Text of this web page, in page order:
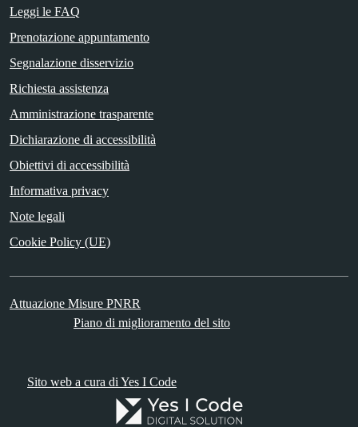
Leggi le FAQ
Prenotazione appuntamento
Segnalazione disservizio
Richiesta assistenza
Amministrazione trasparente
Dichiarazione di accessibilità
Obiettivi di accessibilità
Informativa privacy
Note legali
Cookie Policy (UE)
Attuazione Misure PNRR
Piano di miglioramento del sito
Sito web a cura di Yes I Code